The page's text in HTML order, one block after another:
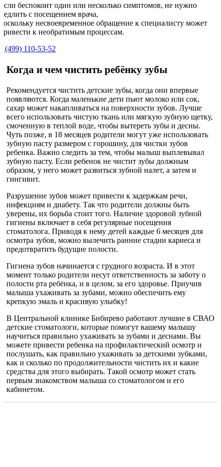
беспокоит один или несколько симптомов, не нужно
с посещением врача,
несвоевременное обращение к специалисту может
к необратимым процессам.
(499) 110-53-52
Когда и чем чистить ребёнку зубы
Рекомендуется чистить детские зубы, когда они впервые
появляются. Когда маленькие дети пьют молоко или сок,
сахар может накапливаться на поверхности зубов. Лучше
всего использовать чистую ткань или мягкую зубную щетку,
смоченную в теплой воде, чтобы вытереть зубы и десны.
Чуть позже, в 18 месяцев родители могут уже использовать
зубную пасту размером с горошину, для чистки зубов
ребенка. Важно следить за тем, чтобы малыш выплевывал
зубную пасту. Если ребенок не чистит зубы должным
образом, у него может развиться зубной налет, а затем и
гингивит.
Разрушение зубов может привести к задержкам речи,
инфекциям и диабету. Так что родители должны быть
уверены, их борьба стоит того. Наличие здоровой зубной
гигиены включает в себя регулярные посещения
стоматолога. Приводя к нему детей каждые 6 месяцев для
осмотра зубов, можно вылечить ранние стадии кариеса и
предотвратить будущие полости.
Гигиена зубов начинается с грудного возраста. И в этот
момент только родители несут ответственность за заботу о
полости рта ребёнка, и в целом, за его здоровье. Приучив
малыша ухаживать за зубами, можно обеспечить ему
крепкую эмаль и красивую улыбку!
В Центральной клинике Бибирево работают лучшие в СВАО
детские стоматологи, которые помогут вашему малышу
научиться правильно ухаживать за зубами и деснами. Вы
можете привести ребенка на профилактический осмотр и
послушать, как правильно ухаживать за детскими зубками,
как и сколько по продолжительности чистить их и какие
средства для этого выбирать. Такой осмотр может стать
первым знакомством малыша со стоматологом и его
кабинетом.